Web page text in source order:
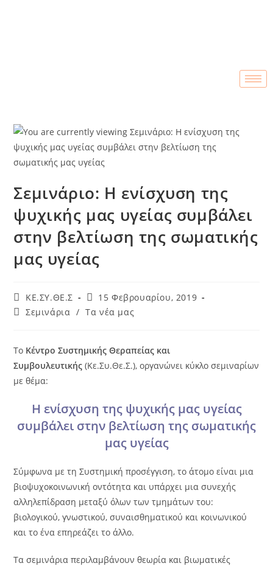
Σεμινάριο: Η ενίσχυση της
ψυχικής μας υγείας συμβάλει
στην βελτίωση της σωματικής
μας υγείας
KE.ΣΥ.ΘΕ.Σ
15 Φεβρουαρίου, 2019
Σεμινάρια / Τα νέα μας
To Kέντρο Συστημικής Θεραπείας και
Συμβουλευτικής (Κε.Συ.Θε.Σ.), οργανώνει κύκλο σεμιναρίων
με θέμα:
Η ενίσχυση της ψυχικής μας υγείας
συμβάλει στην βελτίωση της σωματικής
μας υγείας
Σύμφωνα με τη Συστημική προσέγγιση, το άτομο είναι μια
βιοψυχοκοινωνική οντότητα και υπάρχει μια συνεχής
αλληλεπίδραση μεταξύ όλων των τμημάτων του:
βιολογικού, γνωστικού, συναισθηματικού και κοινωνικού
και το ένα επηρεάζει το άλλο.
Τα σεμινάρια περιλαμβάνουν θεωρία και βιωματικές